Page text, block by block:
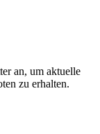
an, um aktuelle
zu erhalten.